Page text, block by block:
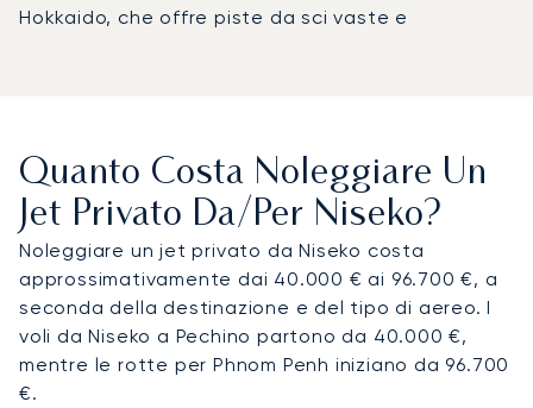
Hokkaido, che offre piste da sci vaste e
Quanto Costa Noleggiare Un
Jet Privato Da/per Niseko?
Noleggiare un jet privato da Niseko costa
approssimativamente dai 40.000 € ai 96.700 €, a
seconda della destinazione e del tipo di aereo. I
voli da Niseko a Pechino partono da 40.000 €,
mentre le rotte per Phnom Penh iniziano da 96.700
€.